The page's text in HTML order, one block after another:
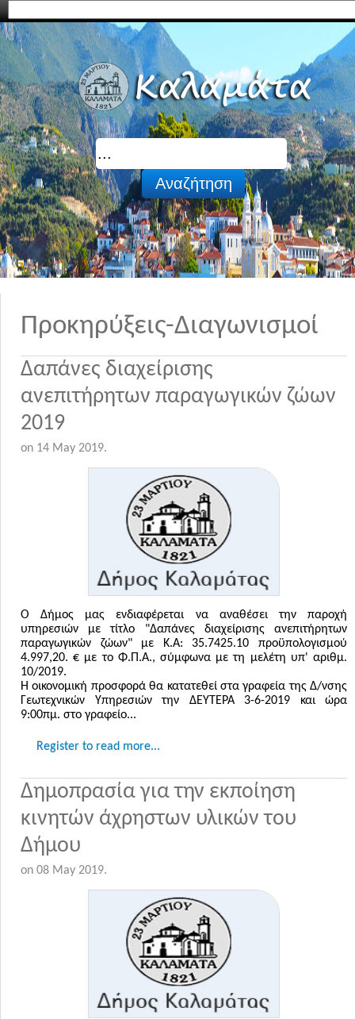
Προκηρύξεις-Διαγωνισμοί
Δαπάνες διαχείρισης
ανεπιτήρητων παραγωγικών ζώων
2019
on 14 May 2019.
Ο Δήμος μας ενδιαφέρεται να αναθέσει την παροχή
υπηρεσιών με τίτλο "Δαπάνες διαχείρισης ανεπιτήρητων
παραγωγικών ζώων" με Κ.Α: 35.7425.10 προϋπολογισμού
4.997,20. € με το Φ.Π.Α., σύμφωνα με τη μελέτη υπ' αριθμ.
10/2019.
Η οικονομική προσφορά θα κατατεθεί στα γραφεία της Δ/νσης
Γεωτεχνικών Υπηρεσιών την ΔΕΥΤΕΡΑ 3-6-2019 και ώρα
9:00πμ. στο γραφείο...
Register to read more...
Δημοπρασία για την εκποίηση
κινητών άχρηστων υλικών του
Δήμου
on 08 May 2019.